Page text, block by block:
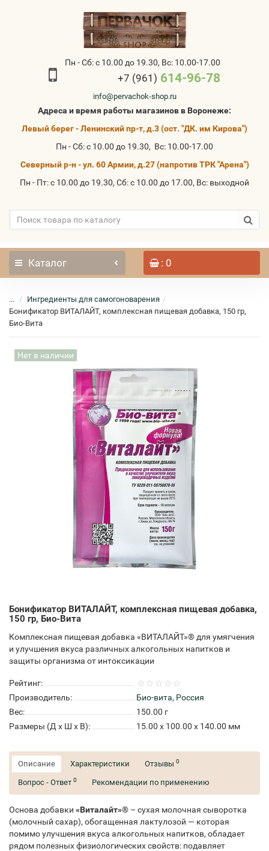
Пн - Сб: с 10.00 до 19.30, Вс: 10.00-17.00
+7 (961) 614-96-78
info@pervachok-shop.ru
Адреса и время работы магазинов в Воронеже:
Левый берег - Ленинский пр-т, д.3 (ост. "ДК. им Кирова")
Пн - Сб: с 10.00 до 19.30, Вс: 10.00-17.00
Северный р-н - ул. 60 Армии, д.27 (напротив ТРК "Арена")
Пн - Пт: с 10.00 до 19.30, Сб: с 10.00 до 17.00, Вс: выходной
Каталог : 0
...
Ингредиенты для самогоноварения
Бонификатор ВИТАЛАЙТ, комплексная пищевая добавка, 150 гр,
Био-Вита
Нет в наличии
Бонификатор ВИТАЛАЙТ, комплексная пищевая добавка,
150 гр, Био-Вита
Комплексная пищевая добавка «ВИТАЛАЙТ»® для умягчения
и улучшения вкуса различных алкогольных напитков и
защиты организма от интоксикации
Рейтинг:
Производитель:
Био-вита, Россия
Вес:
150.00 г
Размеры (Д x Ш x В):
15.00 x 100.00 x 140.00 мм
Описание Характеристики Отзывы 0
Вопрос - Ответ 0 Рекомендации по применению
Основа добавки «Виталайт»® – сухая молочная сыворотка
(молочный сахар), обогащенная лактулозой — которая
помимо улучшения вкуса алкогольных напитков, обладает
рядом полезных физиологических свойств: подавляет